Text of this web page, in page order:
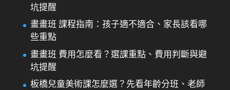
坑提醒
畫畫班 課程指南：孩子適不適合、家長該看哪
些重點
畫畫班 費用怎麼看？選課重點、費用判斷與避
坑提醒
板橋兒童美術課怎麼選？先看年齡分班、老師